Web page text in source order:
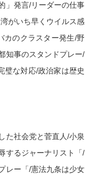
」発言/リーダーの仕事
がいち早くウイルス感
カのクラスター発生/野
知事のスタンドプレー/
璧な対応/政治家は歴史
た社会党と菅直人/小泉
するジャーナリスト「/
レー「/憲法九条は少女